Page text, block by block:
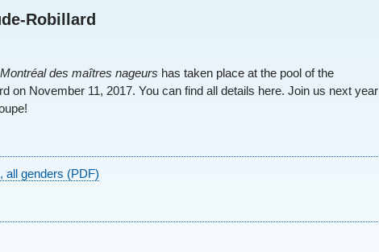
Robillard
des maîtres nageurs has taken place at the pool of the
on November 11, 2017. You can find all details here. Join us next year
all genders (PDF)